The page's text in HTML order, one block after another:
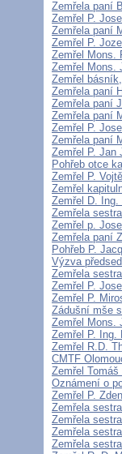
Zemřela paní
Zemřel P.
Zemřela paní
Zemřel P.
Zemřel Mons.
Zemřel Mons.
Zemřel
Zemřela paní
Zemřela paní
Zemřela paní
Zemřel P.
Zemřela paní
Zemřel P. Jan
Pohřeb otce
Zemřel P.
Zemřel
Zemřel D.
Zemřela
Zemřel p.
Zemřela paní
Pohřeb P.
Výzva
Zemřela
Zemřel P.
Zemřel P.
Zádušní mše
Zemřel Mons.
Zemřel P. Ing.
Zemřel R.D.
CMTF
Zemřel
Oznámení o
Zemřel P.
Zemřela
Zemřela
Zemřela
Zemřela